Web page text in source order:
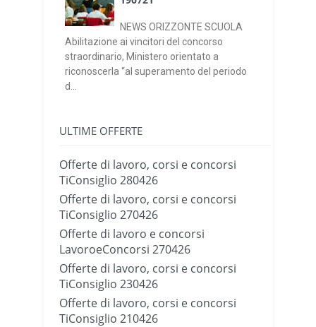
NEWS ORIZZONTE SCUOLA
Abilitazione ai vincitori del concorso
straordinario, Ministero orientato a
riconoscerla “al superamento del periodo
d...
ULTIME OFFERTE
Offerte di lavoro, corsi e concorsi
TiConsiglio 280426
Offerte di lavoro, corsi e concorsi
TiConsiglio 270426
Offerte di lavoro e concorsi
LavoroeConcorsi 270426
Offerte di lavoro, corsi e concorsi
TiConsiglio 230426
Offerte di lavoro, corsi e concorsi
TiConsiglio 210426